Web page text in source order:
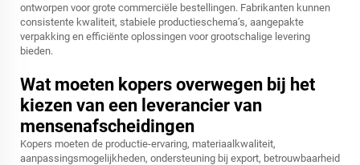
ontworpen voor grote commerciële bestellingen. Fabrikanten kunnen
consistente kwaliteit, stabiele productieschema’s, aangepakte
verpakking en efficiënte oplossingen voor grootschalige levering
bieden.
Wat moeten kopers overwegen bij het
kiezen van een leverancier van
mensenafscheidingen
Kopers moeten de productie-ervaring, materiaalkwaliteit,
aanpassingsmogelijkheden, ondersteuning bij export, betrouwbaarheid